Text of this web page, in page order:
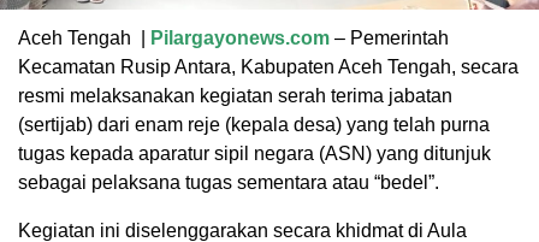
Aceh Tengah | Pilargayonews.com – Pemerintah
Kecamatan Rusip Antara, Kabupaten Aceh Tengah, secara
resmi melaksanakan kegiatan serah terima jabatan
(sertijab) dari enam reje (kepala desa) yang telah purna
tugas kepada aparatur sipil negara (ASN) yang ditunjuk
sebagai pelaksana tugas sementara atau “bedel”.
Kegiatan ini diselenggarakan secara khidmat di Aula